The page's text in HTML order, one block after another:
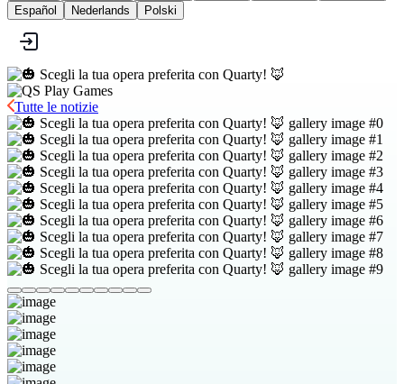
Español
Nederlands Polski
Tutte le notizie